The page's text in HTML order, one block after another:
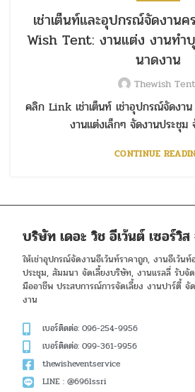
เช่าเต็นท์และอุปกรณ์จัดงาน
Wish Tent: งานแต่ง งานทำ
นาดงาน
Thewish Tent
คลิก Link เช่าเต็นท์ เช่าอุปกรณ์จัดงา
งานแต่งเล็กๆ จัดงานประชุม
CONTINUE
บริษัท เดอะ วิช อีเว้นต์ เซอร์วิ
ให้เช่าอุปกรณ์จัดงานอีเว้นท์ราคาถูก, งานอีเว้น
ประชุม, สัมมนา จัดเลี้ยงบริษัท, งานแรลลี่ รับจั
มืออาชีพ ประสบการณ์การจัดเลี้ยง งานปาร์ตี้ จั
งาน
เบอร์ติดต่อ: 096-254-9956
เบอร์ติดต่อ: 099-361-9956
thewisheventservice
LINE : @696lssri